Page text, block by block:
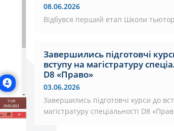
08.06.2026
Відбувся перший етап Школи
Завершились підготовчі
вступу на магістратуру
D8 «Право»
03.06.2026
Завершились підготовчі курси до
магістратуру спеціальності D8